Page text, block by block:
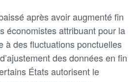
après avoir augmenté fin
économistes attribuant pour la
à des fluctuations ponctuelles
des données en fin
États autorisent le